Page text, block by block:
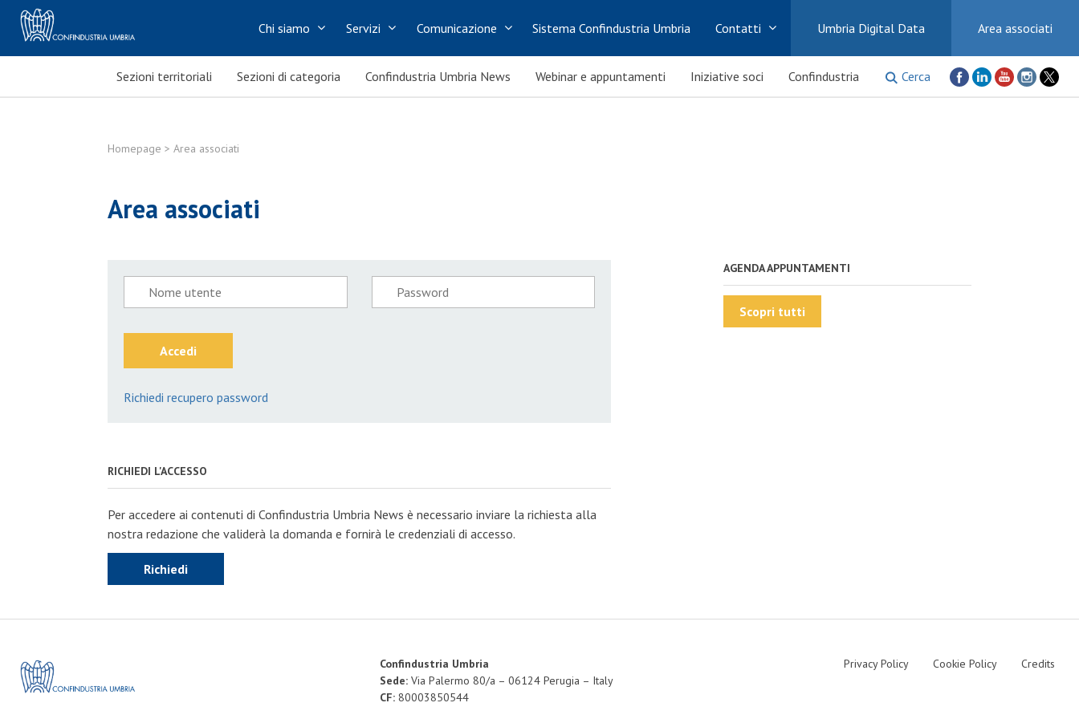
Chi siamo Servizi Comunicazione Sistema Confindustria Umbria Contatti Umbria Digital Data Area associati
Sezioni territoriali Sezioni di categoria Confindustria Umbria News Webinar e appuntamenti Iniziative soci Confindustria Cerca
Homepage > Area associati
Area associati
Accedi
Richiedi recupero password
RICHIEDI L'ACCESSO
Per accedere ai contenuti di Confindustria Umbria News è necessario inviare la richiesta alla
nostra redazione che validerà la domanda e fornirà le credenziali di accesso.
Richiedi
AGENDA APPUNTAMENTI
Scopri tutti
Confindustria Umbria
Sede: Via Palermo 80/a – 06124 Perugia – Italy
CF: 80003850544
Privacy Policy Cookie Policy Credits